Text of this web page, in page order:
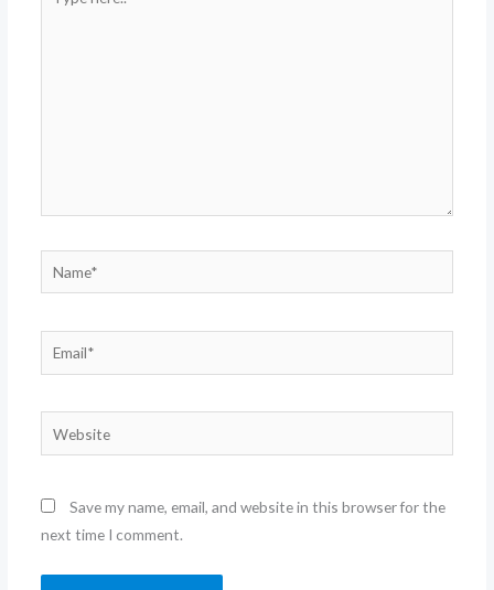
here..
Name*
Email*
Website
Save my name, email, and website in this browser for the
next time I comment.